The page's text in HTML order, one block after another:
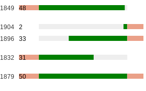
1849 48
1904
2
1896 33
1832 31
1879 50